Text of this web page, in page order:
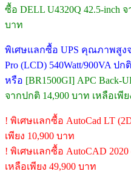
ซื้อ DELL U4320Q 42.5-inch
บาท
พิเศษแลกซื้อ UPS คุณภาพสูงจ
Pro (LCD) 540Watt/900VA ป
หรือ [BR1500GI] APC Back-
จากปกติ 14,900 บาท เหลือเพีย
! พิเศษแลกซื้อ AutoCad LT
เพียง 10,900 บาท
! พิเศษแลกซื้อ AutoCAD
เหลือเพียง 49,900 บาท